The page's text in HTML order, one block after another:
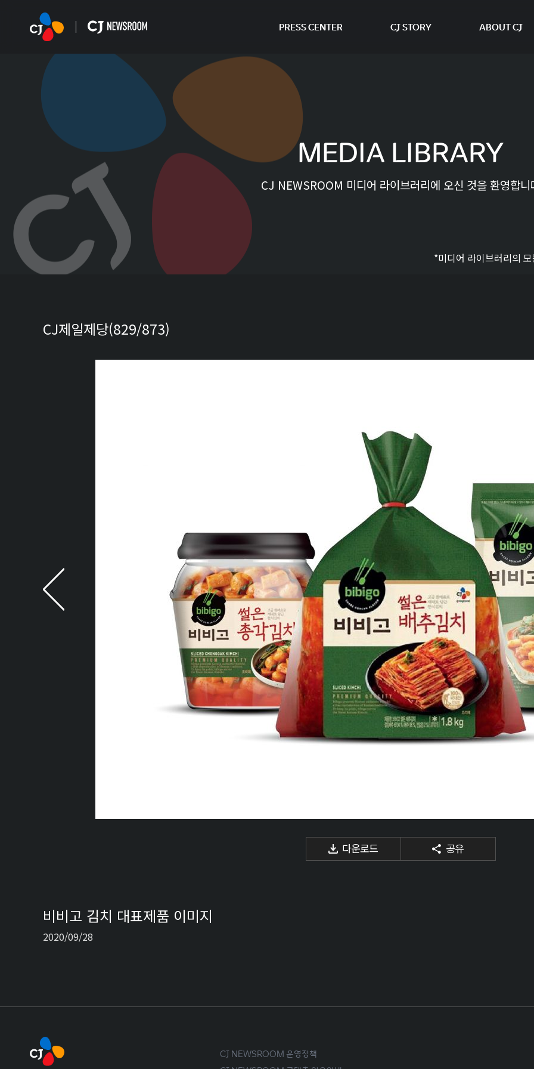
PRESS CENTER CJ STORY ABOUT CJ
MEDIA LIBRARY
CJ NEWSROOM 미디어 라이브러리에 오신 것을 환영합니
*미디어 라이브러리의
CJ제일제당(829/873)
다운로드 공유
비비고 김치 대표제품 이미지
2020/09/28
CJ NEWSROOM 운영정책